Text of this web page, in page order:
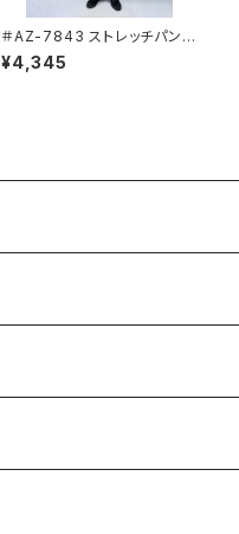
＃AZ-7843 ストレッチパンツ
(男女兼用) 総ゴム【AITOZ/
アイトス】
¥4,345